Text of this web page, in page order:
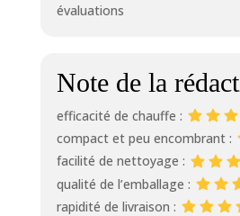
évaluations
Note de la
efficacité de chauffe :
compact et peu encombrant :
facilité de nettoyage :
qualité de l’emballage :
rapidité de livraison :